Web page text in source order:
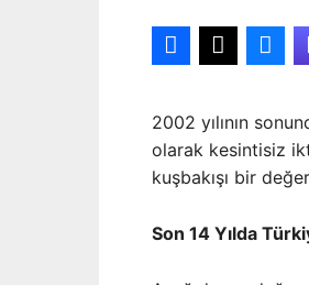
2002 yılının
olarak kesintisiz
kuşbakışı bir
Son 14 Yılda